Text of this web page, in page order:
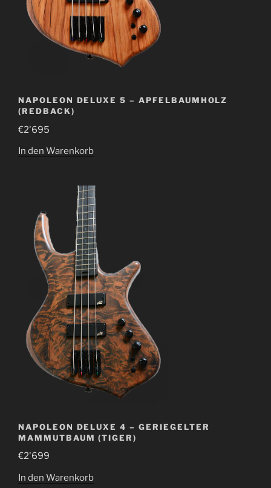
NAPOLEON DELUXE 5 – APFELBAUMHOLZ
(REDBACK)
€2'695
In den Warenkorb
NAPOLEON DELUXE 4 – GERIEGELTER
MAMMUTBAUM (TIGER)
€2'699
In den Warenkorb